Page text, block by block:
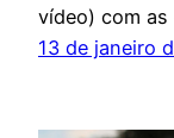
vídeo) com
13 de janeiro